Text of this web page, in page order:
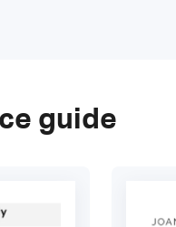
guide